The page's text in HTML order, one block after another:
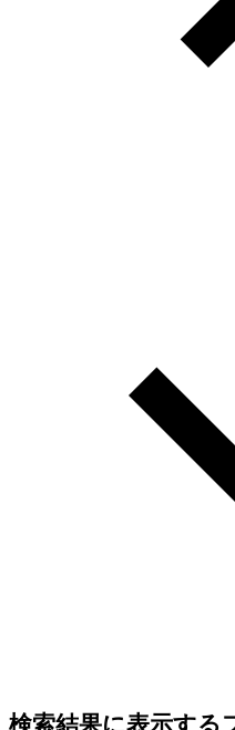
検索結果に表示する